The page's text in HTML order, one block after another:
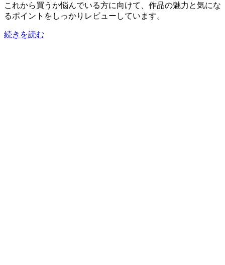
これから買うか悩んでいる方に向けて、作品の魅力と気にな
るポイントをしっかりレビューしています。
続きを読む